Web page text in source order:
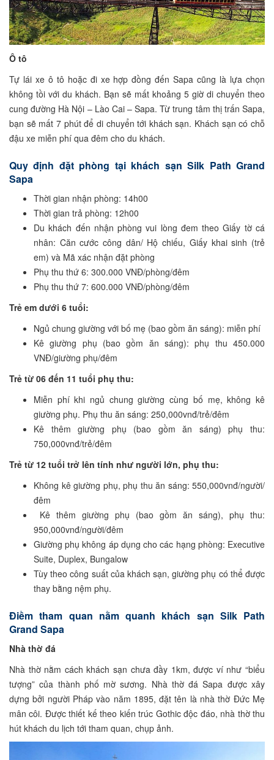
Ô tô
Tự lái xe ô tô hoặc đi xe hợp đồng đến Sapa cũng là lựa chọn
không tồi với du khách. Bạn sẽ mất khoảng 5 giờ di chuyển theo
cung đường Hà Nội – Lào Cai – Sapa. Từ trung tâm thị trấn Sapa,
bạn sẽ mất 7 phút để di chuyển tới khách sạn. Khách sạn có chỗ
đậu xe miễn phí qua đêm cho du khách.
Quy định đặt phòng tại khách sạn Silk Path Grand
Sapa
Thời gian nhận phòng: 14h00
Thời gian trả phòng: 12h00
Du khách đến nhận phòng vui lòng đem theo Giấy tờ cá
nhân: Căn cước công dân/ Hộ chiếu, Giấy khai sinh (trẻ
em) và Mã xác nhận đặt phòng
Phụ thu thứ 6: 300.000 VNĐ/phòng/đêm
Phụ thu thứ 7: 600.000 VNĐ/phòng/đêm
Trẻ em dưới 6 tuổi:
Ngủ chung giường với bố mẹ (bao gồm ăn sáng): miễn phí
Kê giường phụ (bao gồm ăn sáng): phụ thu 450.000
VNĐ/giường phụ/đêm
Trẻ từ 06 đến 11 tuổi phụ thu:
Miễn phí khi ngủ chung giường cùng bố mẹ, không kê
giường phụ. Phụ thu ăn sáng: 250,000vnđ/trẻ/đêm
Kê thêm giường phụ (bao gồm ăn sáng) phụ thu:
750,000vnđ/trẻ/đêm
Trẻ từ 12 tuổi trở lên tính như người lớn, phụ thu:
Không kê giường phụ, phụ thu ăn sáng: 550,000vnđ/người/
đêm
Kê thêm giường phụ (bao gồm ăn sáng), phụ thu:
950,000vnđ/người/đêm
Giường phụ không áp dụng cho các hạng phòng: Executive
Suite, Duplex, Bungalow
Tùy theo công suất của khách sạn, giường phụ có thể được
thay bằng nệm phụ.
Điềm tham quan nằm quanh khách sạn Silk Path
Grand Sapa
Nhà thờ đá
Nhà thờ nằm cách khách sạn chưa đầy 1km, được ví như “biểu
tượng” của thành phố mờ sương. Nhà thờ đá Sapa được xây
dựng bởi người Pháp vào năm 1895, đặt tên là nhà thờ Đức Mẹ
mân côi. Được thiết kế theo kiến trúc Gothic độc đáo, nhà thờ thu
hút khách du lịch tới tham quan, chụp ảnh.